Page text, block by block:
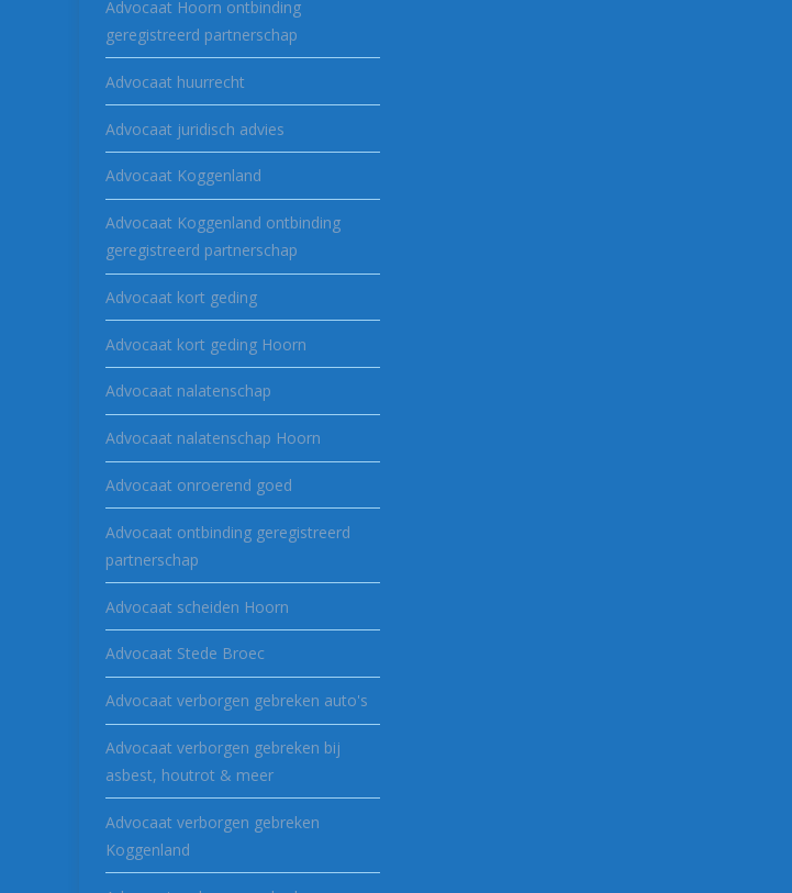
Advocaat Hoorn ontbinding
geregistreerd partnerschap
Advocaat huurrecht
Advocaat juridisch advies
Advocaat Koggenland
Advocaat Koggenland ontbinding
geregistreerd partnerschap
Advocaat kort geding
Advocaat kort geding Hoorn
Advocaat nalatenschap
Advocaat nalatenschap Hoorn
Advocaat onroerend goed
Advocaat ontbinding geregistreerd
partnerschap
Advocaat scheiden Hoorn
Advocaat Stede Broec
Advocaat verborgen gebreken auto's
Advocaat verborgen gebreken bij
asbest, houtrot & meer
Advocaat verborgen gebreken
Koggenland